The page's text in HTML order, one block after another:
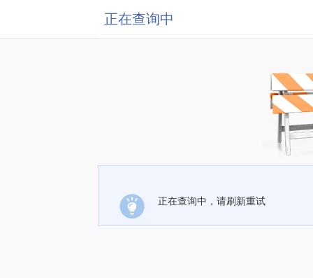
正在查询中
正在查询中，请刷新重试